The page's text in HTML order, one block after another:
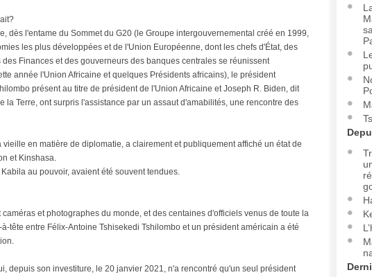
dès l'entame du Sommet du G20 (le Groupe intergouvernemental créé en 1999,
les plus développées et de l'Union Européenne, dont les chefs d'État, des
Finances et des gouverneurs des banques centrales se réunissent
année l'Union Africaine et quelques Présidents africains), le président
présent au titre de président de l'Union Africaine et Joseph R. Biden, dit
la Terre, ont surpris l'assistance par un assaut d'amabilités, une rencontre des
en matière de diplomatie, a clairement et publiquement affiché un état de
et Kinshasa.
au pouvoir, avaient été souvent tendues.
et photographes du monde, et des centaines d'officiels venus de toute la
tête entre Félix-Antoine Tshisekedi Tshilombo et un président américain a été
depuis son investiture, le 20 janvier 2021, n'a rencontré qu'un seul président